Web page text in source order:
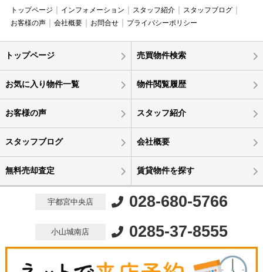
トップページ インフォメーション スタッフ紹介
スタッフブログ
お客様の声
会社概要 お問合せ プライバシーポリシー
トップページ 売買物件検索
お気に入り物件一覧 物件閲覧履歴
お客様の声 スタッフ紹介
スタッフブログ 会社概要
無料売却査定 賃貸物件を探す
宇都宮中央店 028-680-5766
小山城南店 0285-37-8555